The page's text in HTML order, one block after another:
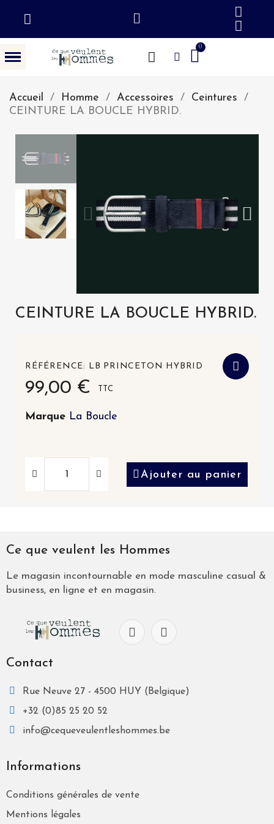
Accueil Homme Accessoires
Ceintures
CEINTURE LA BOUCLE HYBRID.
CEINTURE LA BOUCLE HYBRID.
RÉFÉRENCE LB PRINCETON HYBRID
99,00 € TTC
Marque La Boucle
Ajouter au panier
Ce que veulent les Hommes
Le magasin incontournable en mode masculine casual &
business, en ligne et en magasin.
Contact
Rue Neuve 27 - 4500 HUY (Belgique)
+32 (0)85 25 20 52
info@cequeveulentleshommes.be
Informations
Conditions générales de vente
Mentions légales